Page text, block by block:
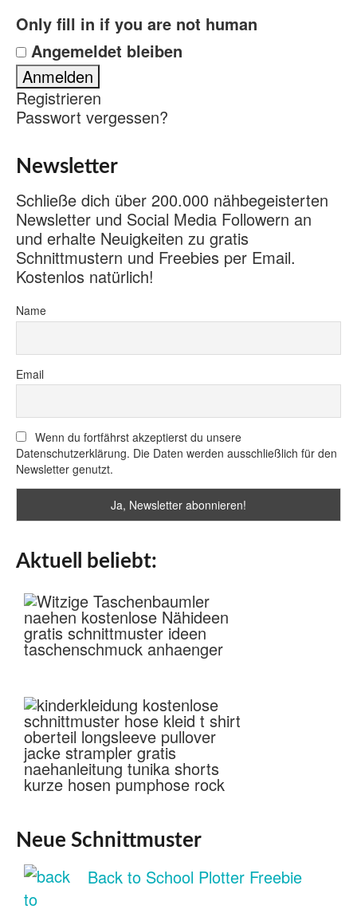
Only fill in if you are not human
Angemeldet bleiben
Registrieren
Passwort vergessen?
Newsletter
Schließe dich über 200.000 nähbegeisterten
Newsletter und Social Media Followern an
und erhalte Neuigkeiten zu gratis
Schnittmustern und Freebies per Email.
Kostenlos natürlich!
Name
Email
Wenn du fortfährst akzeptierst du unsere
Datenschutzerklärung. Die Daten werden ausschließlich für den
Newsletter genutzt.
Aktuell beliebt:
Neue Schnittmuster
Back to School Plotter Freebie